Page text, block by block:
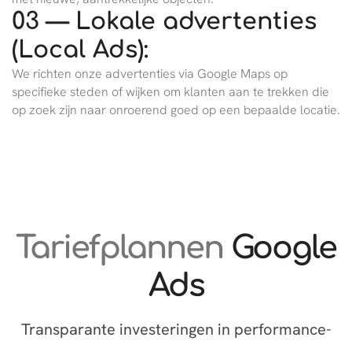
03 — Lokale advertenties
(Local Ads):
We richten onze advertenties via Google Maps op
specifieke steden of wijken om klanten aan te trekken die
op zoek zijn naar onroerend goed op een bepaalde locatie.
Tariefplannen Google
Ads
Transparante investeringen in performance-